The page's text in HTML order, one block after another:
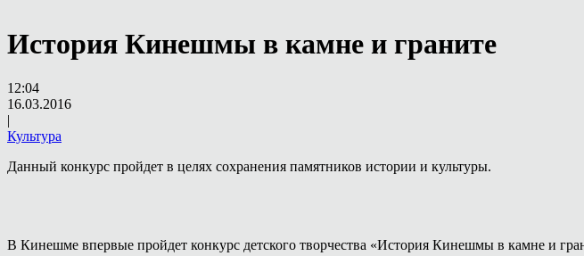
История Кинешмы в камне и граните
12:04
16.03.2016
|
Культура
Данный конкурс пройдет в целях сохранения памятников истории и культуры.
В Кинешме впервые пройдет конкурс детского творчества «История Кинешмы в камне и